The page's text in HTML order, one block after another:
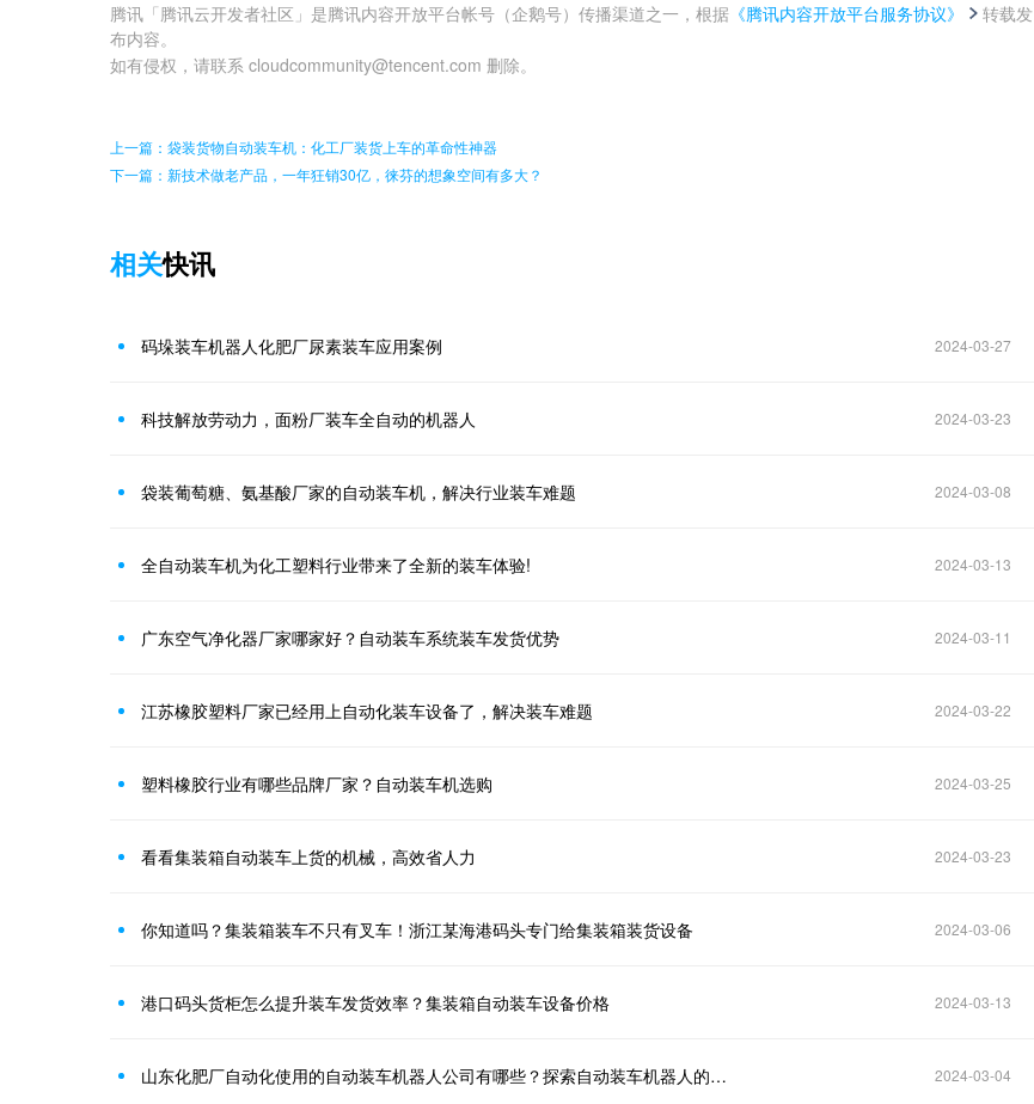
腾讯「腾讯云开发者社区」是腾讯内容开放平台帐号（企鹅号）传播渠道之一，根据 《腾讯内容开放平台服务协议》
转载发
布内容。
如有侵权，请联系 cloudcommunity@tencent.com 删除。
上一篇：袋装货物自动装车机：化工厂装货上车的革命性神器
下一篇：新技术做老产品，一年狂销30亿，徕芬的想象空间有多大？
相关快讯
码垛装车机器人化肥厂尿素装车应用案例 2024-03-27
科技解放劳动力，面粉厂装车全自动的机器人 2024-03-23
袋装葡萄糖、氨基酸厂家的自动装车机，解决行业装车难题 2024-03-08
全自动装车机为化工塑料行业带来了全新的装车体验! 2024-03-13
广东空气净化器厂家哪家好？自动装车系统装车发货优势 2024-03-11
江苏橡胶塑料厂家已经用上自动化装车设备了，解决装车难题 2024-03-22
塑料橡胶行业有哪些品牌厂家？自动装车机选购 2024-03-25
看看集装箱自动装车上货的机械，高效省人力 2024-03-23
你知道吗？集装箱装车不只有叉车！浙江某海港码头专门给集装箱装货设备 2024-03-06
港口码头货柜怎么提升装车发货效率？集装箱自动装车设备价格 2024-03-13
山东化肥厂自动化使用的自动装车机器人公司有哪些？探索自动装车机器人的应用效果 2024-03-04